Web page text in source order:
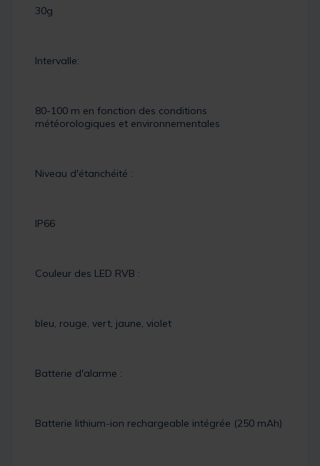
30g
Intervalle:
80-100 m en fonction des conditions
météorologiques et environnementales
Niveau d'étanchéité :
IP66
Couleur des LED RVB :
bleu, rouge, vert, jaune, violet
Batterie d'alarme :
Batterie lithium-ion rechargeable intégrée (250 mAh)